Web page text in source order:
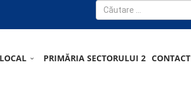
PRIMĂRIA SECTORULUI 2 CONTACT